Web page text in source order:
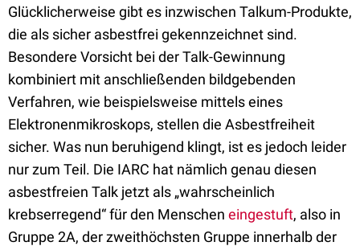
Glücklicherweise gibt es inzwischen Talkum-Produkte,
die als sicher asbestfrei gekennzeichnet sind.
Besondere Vorsicht bei der Talk-Gewinnung
kombiniert mit anschließenden bildgebenden
Verfahren, wie beispielsweise mittels eines
Elektronenmikroskops, stellen die Asbestfreiheit
sicher. Was nun beruhigend klingt, ist es jedoch leider
nur zum Teil. Die IARC hat nämlich genau diesen
asbestfreien Talk jetzt als „wahrscheinlich
krebserregend“ für den Menschen eingestuft, also in
Gruppe 2A, der zweithöchsten Gruppe innerhalb der